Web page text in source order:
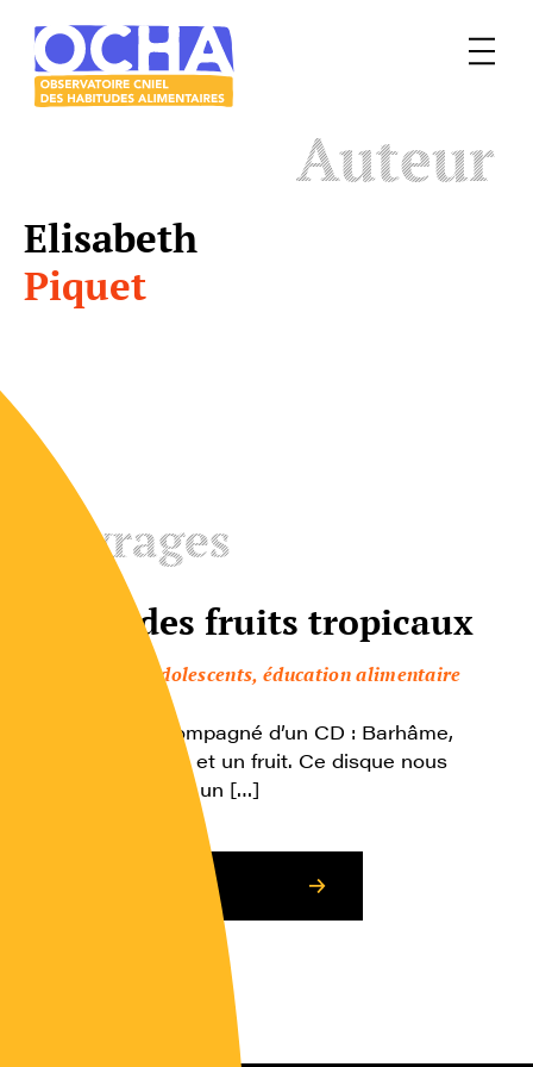
Menu
Auteur
Elisabeth
Piquet
Ouvrages
Jardin des fruits tropicaux
Enfants, adolescents, éducation alimentaire
Ce livre est accompagné d’un CD : Barhâme,
jardinier des mille et un fruit. Ce disque nous
raconte comment un […]